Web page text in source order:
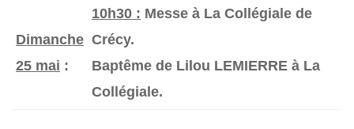
Dimanche
25 mai :
10h30 : Messe à La Collégiale de
Crécy.
Baptême de Lilou LEMIERRE à La
Collégiale.